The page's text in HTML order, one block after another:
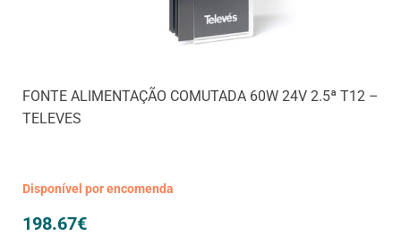
FONTE ALIMENTAÇÃO COMUTADA 60W 24V 2.5ª T12 –
TELEVES
Disponível por encomenda
198.67€